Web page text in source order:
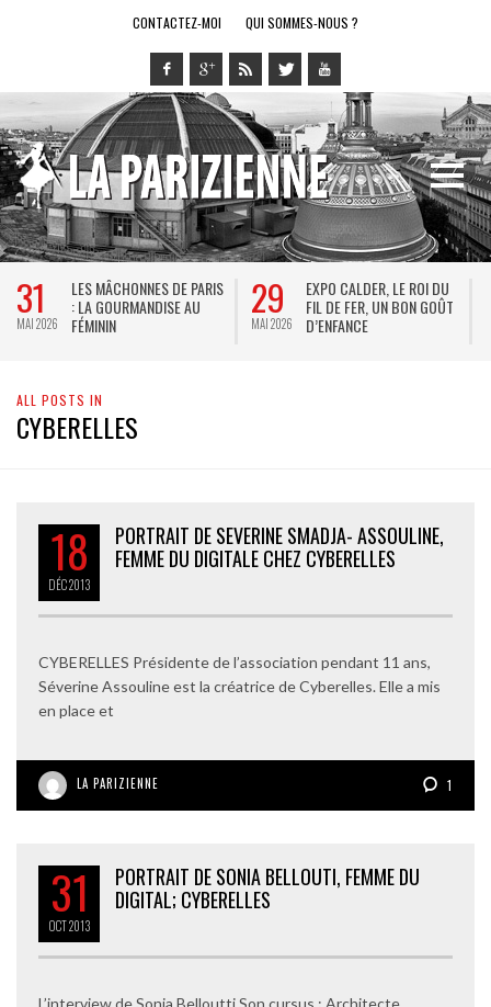
CONTACTEZ-MOI QUI SOMMES-NOUS ?
31
MAI 2026
LES MÂCHONNES DE PARIS
: LA GOURMANDISE AU
FÉMININ
29
MAI 2026
EXPO CALDER, LE ROI DU
FIL DE FER, UN BON GOÛT
D’ENFANCE
ALL POSTS IN
CYBERELLES
18
DÉC2013
PORTRAIT DE SEVERINE SMADJA- ASSOULINE,
FEMME DU DIGITALE CHEZ CYBERELLES
CYBERELLES Présidente de l’association pendant 11 ans,
Séverine Assouline est la créatrice de Cyberelles. Elle a mis
en place et
LA PARIZIENNE 1
31
OCT2013
PORTRAIT DE SONIA BELLOUTI, FEMME DU
DIGITAL; CYBERELLES
L’interview de Sonia Belloutti Son cursus : Architecte